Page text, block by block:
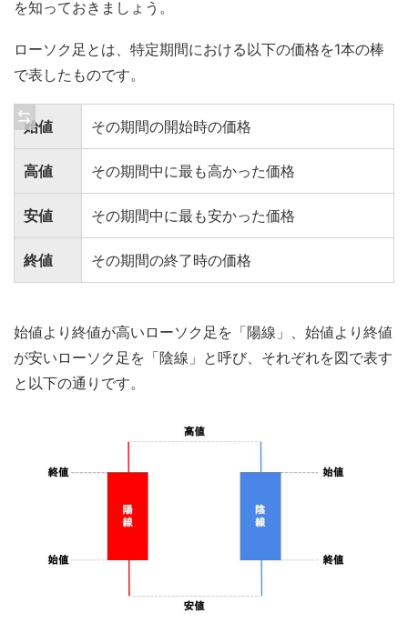
を知っておきましょう。
ローソク足とは、特定期間における以下の価格を1本の棒
で表したものです。
始値 その期間の開始時の価格
高値 その期間中に最も高かった価格
安値 その期間中に最も安かった価格
終値 その期間の終了時の価格
始値より終値が高いローソク足を「陽線」、始値より終値
が安いローソク足を「陰線」と呼び、それぞれを図で表す
と以下の通りです。